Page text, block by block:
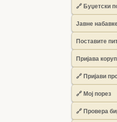
🔗 Буџетски
Јавне
Поставите
Пријава
🔗 Пријави
🔗 Мој порез
🔗 Провера